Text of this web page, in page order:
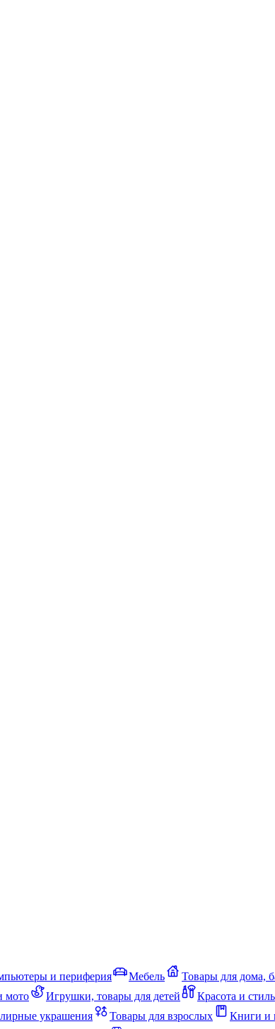
и периферия Мебель Товары для дома,
мото Игрушки, товары для детей Красота и стиль
украшения Товары для взрослых Книги и